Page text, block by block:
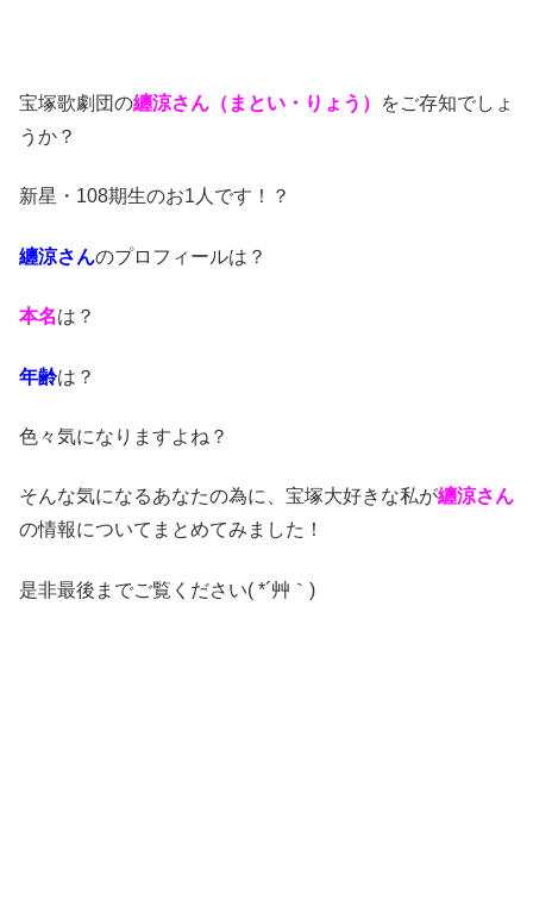
宝塚歌劇団の纏涼さん（まとい・りょう）
をご存知でしょ
うか？
新星・108期生のお1人です！？
纏涼さんのプロフィールは？
本名は？
年齢は？
色々気になりますよね？
そんな気になるあなたの為に、宝塚大好きな私が纏涼さん
の情報についてまとめてみました！
是非最後までご覧ください( *´艸｀)